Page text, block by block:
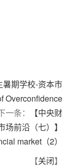
暑期学校-资本市
Overconfidence
一条：
【中央财
前沿（七）】
market（2）
【关闭】